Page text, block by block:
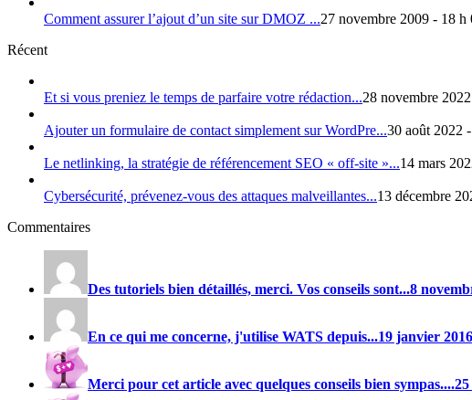
Comment assurer l’ajout d’un site sur DMOZ ...27 novembre 2009 - 18 h
Récent
Et si vous preniez le temps de parfaire votre rédaction...28 novembre
Ajouter un formulaire de contact simplement sur WordPre...30 août 2022
Le netlinking, la stratégie de référencement SEO « off-site »...14 mars
Cybersécurité, prévenez-vous des attaques malveillantes...13 décembre
Commentaires
Des tutoriels bien détaillés, merci. Vos conseils sont...8
En ce qui me concerne, j'utilise WATS depuis...19 janvier
Merci pour cet article avec quelques conseils bien sympas....